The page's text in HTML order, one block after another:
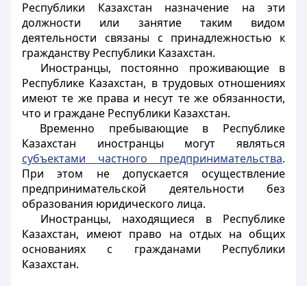
Республики Казахстан назначение на эти
должности или занятие таким видом
деятельности связаны с принадлежностью к
гражданству Республики Казахстан.
Иностранцы, постоянно проживающие в
Республике Казахстан, в трудовых отношениях
имеют те же права и несут те же обязанности,
что и граждане Республики Казахстан.
Временно пребывающие в Республике
Казахстан иностранцы могут являться
субъектами частного предпринимательства.
При этом не допускается осуществление
предпринимательской деятельности без
образования юридического лица.
Иностранцы, находящиеся в Республике
Казахстан, имеют право на отдых на общих
основаниях с гражданами Республики
Казахстан.